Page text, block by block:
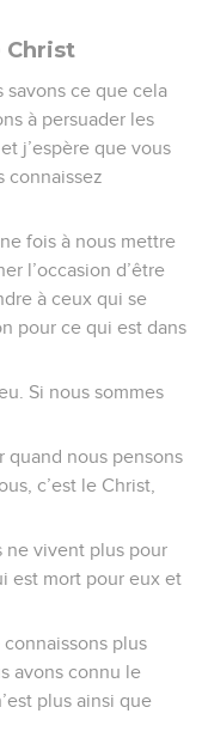
Christ
savons ce que cela
à persuader les
j’espère que vous
connaissez
fois à nous mettre
l’occasion d’être
à ceux qui se
pour ce qui est dans
Si nous sommes
quand nous pensons
c’est le Christ,
ne vivent plus pour
est mort pour eux et
plus
avons connu le
plus ainsi que